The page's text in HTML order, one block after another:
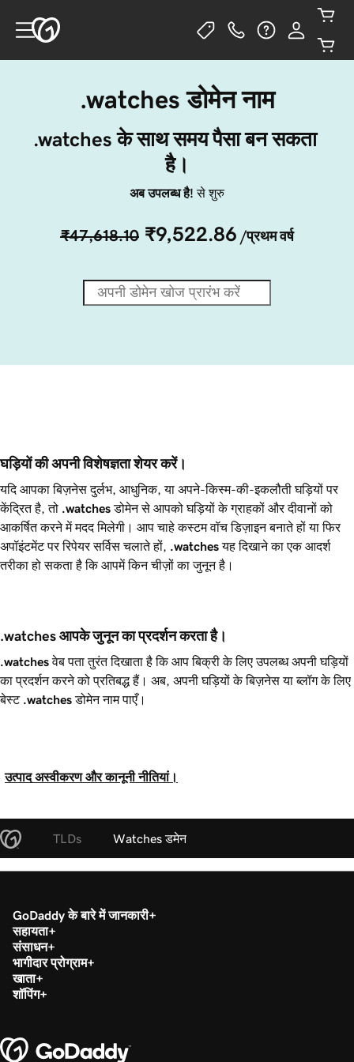
.watches डोमेन नाम
.watches के साथ समय पैसा बन सकता
है।
अब उपलब्ध है!से शुरु
₹47,618.10 ₹9,522.86 /प्रथम वर्ष
घड़ियों की अपनी विशेषज्ञता शेयर करें।
यदि आपका बिज़नेस दुर्लभ, आधुनिक, या अपने-किस्म-की-इकलौती घड़ियों पर
केंद्रित है, तो .watchesडोमेन से आपको घड़ियों के ग्राहकों और दीवानों को
आकर्षित करने में मदद मिलेगी। आप चाहे कस्टम वॉच डिज़ाइन बनाते हों या फिर
अपॉइंटमेंट पर रिपेयर सर्विस चलाते हों,
.watchesयह दिखाने का एक आदर्श
तरीका हो सकता है कि आपमें किन चीज़ों का जुनून है।
.watches आपके जुनून का प्रदर्शन करता है।
.watchesवेब पता तुरंत दिखाता है कि आप बिक्री के लिए उपलब्ध अपनी घड़ियों
का प्रदर्शन करने को प्रतिबद्ध हैं। अब, अपनी घड़ियों के बिज़नेस या ब्लॉग के लिए
बेस्ट .watchesडोमेन नाम पाएँ।
उत्पाद अस्वीकरण और कानूनी नीतियां।
TLDs Watches डमेन
GoDaddy के बारे में जानकारी
सहायता
संसाधन
भागीदार प्रोग्राम
खाता
शॉपिंग